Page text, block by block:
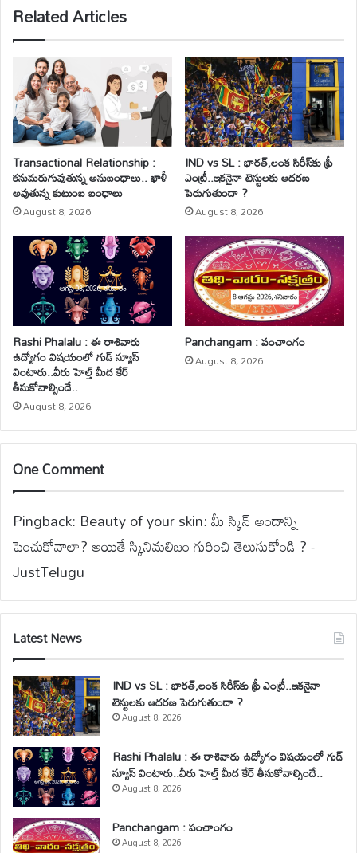
Related Articles
Transactional Relationship :
కనుమరుగువుతున్న అనుబంధాలు.. ఖాళీ
అవుతున్న కుటుంబ బంధాలు
August 8, 2026
IND vs SL : భారత్,లంక సిరీస్‌కు ఫ్రీ
ఎంట్రీ..ఇకనైనా టెస్టులకు ఆదరణ
పెరుగుతుందా ?
August 8, 2026
Rashi Phalalu : ఈ రాశివారు
ఉద్యోగం విషయంలో గుడ్ న్యూస్
వింటారు..వీరు హెల్త్ మీద కేర్
తీసుకోవాల్సిందే..
August 8, 2026
Panchangam : పంచాంగం
August 8, 2026
One Comment
Pingback: Beauty of your skin: మీ స్కిన్ అందాన్ని
పెంచుకోవాలా? అయితే స్కినిమలిజం గురించి తెలుసుకోండి ? -
JustTelugu
Latest News
IND vs SL : భారత్,లంక సిరీస్‌కు ఫ్రీ ఎంట్రీ..ఇకనైనా
టెస్టులకు ఆదరణ పెరుగుతుందా ?
August 8, 2026
Rashi Phalalu : ఈ రాశివారు ఉద్యోగం విషయంలో గుడ్
న్యూస్ వింటారు..వీరు హెల్త్ మీద కేర్ తీసుకోవాల్సిందే..
August 8, 2026
Panchangam : పంచాంగం
August 8, 2026